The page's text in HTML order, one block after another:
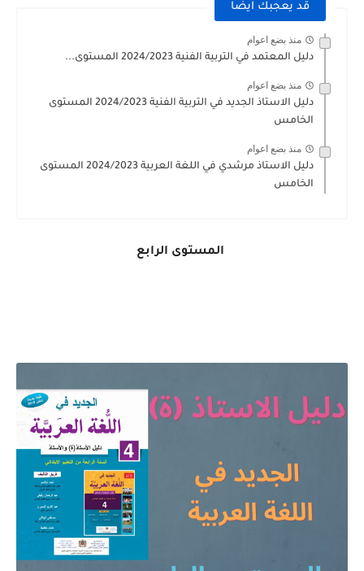
قد يعجبك ايضا
منذ بضع اعوام
دليل المعتمد في التربية الفنية 2024/2023 المستوى...
منذ بضع اعوام
دليل الاستاذ الجديد في التربية الفنية 2024/2023 المستوى
الخامس
منذ بضع اعوام
دليل الاستاذ مرشدي في اللغة العربية 2024/2023 المستوى
الخامس
المستوى الرابع